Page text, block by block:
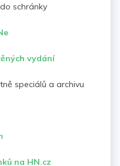
schránky
vydání
speciálů a archivu
na HN.cz